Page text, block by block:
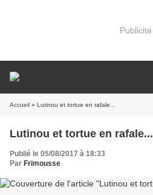
Publicité
Accueil » Lutinou et tortue en rafale...
Lutinou et tortue en rafale...
Publié le 05/08/2017 à 18:33
Par Frimousse